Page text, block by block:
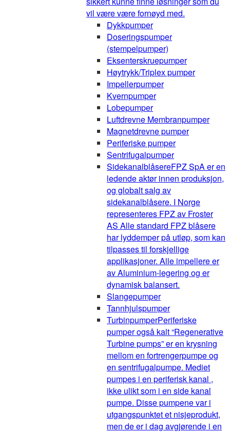
vil være være fornøyd med.
Dykkpumper
Doseringspumper
(stempelpumper)
Eksenterskruepumper
Høytrykk/Triplex pumper
Impellerpumper
Kvernpumper
Lobepumper
Luftdrevne Membranpumper
Magnetdrevne pumper
Periferiske pumper
Sentrifugalpumper
SidekanalblåsereFPZ SpA er en
ledende aktør innen produksjon,
og globalt salg av
sidekanalblåsere. I Norge
representeres FPZ av Froster
AS Alle standard FPZ blåsere
har lyddemper på utløp, som kan
tilpasses til forskjellige
applikasjoner. Alle impellere er
av Aluminium-legering og er
dynamisk balansert.
Slangepumper
Tannhjulspumper
TurbinpumperPeriferiske
pumper også kalt “Regenerative
Turbine pumps” er en krysning
mellom en fortrengerpumpe og
en sentrifugalpumpe. Mediet
pumpes i en periferisk kanal ,
ikke ulikt som i en side kanal
pumpe. Disse pumpene var i
utgangspunktet et nisjeprodukt,
men de er i dag avgjørende i en